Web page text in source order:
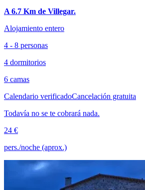
A 6.7 Km de Villegar.
Alojamiento entero
4 - 8 personas
4 dormitorios
6 camas
Calendario verificadoCancelación gratuita
Todavía no se te cobrará nada.
24 €
pers./noche (aprox.)